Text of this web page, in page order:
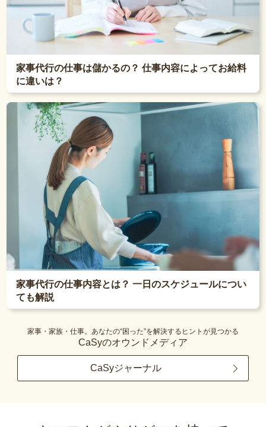
家事代行の仕事は儲かるの？ 仕事内容によってお給料
に違いは？
家事代行の仕事内容とは？ 一日のスケジュールについ
ても解説
家事・家族・仕事。あなたの“困った”を解決するヒントが見つかる
CaSyのオウンドメディア
CaSyジャーナル